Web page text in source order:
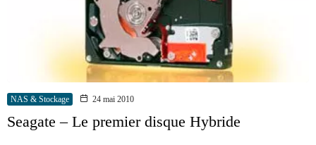
NAS & Stockage 24 mai 2010
Seagate – Le premier disque Hybride